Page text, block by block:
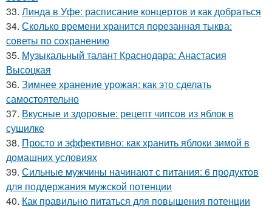
33. Линда в Уфе: расписание концертов и как добраться
34. Сколько времени хранится порезанная тыква:
советы по сохранению
35. Музыкальный талант Краснодара: Анастасия
Высоцкая
36. Зимнее хранение урожая: как это сделать
самостоятельно
37. Вкусные и здоровые: рецепт чипсов из яблок в
сушилке
38. Просто и эффективно: как хранить яблоки зимой в
домашних условиях
39. Сильные мужчины начинают с питания: 6 продуктов
для поддержания мужской потенции
40. Как правильно питаться для повышения потенции